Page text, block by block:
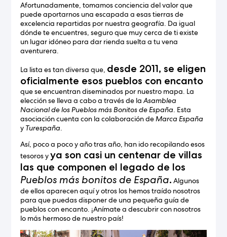
Afortunadamente, tomamos conciencia del valor que
puede aportarnos una escapada a esas tierras de
excelencia repartidas por nuestra geografía. Da igual
dónde te encuentres, seguro que muy cerca de ti existe
un lugar idóneo para dar rienda suelta a tu vena
aventurera.
La lista es tan diversa que, desde 2011, se eligen
oficialmente esos pueblos con encanto
que se encuentran diseminados por nuestro mapa. La
elección se lleva a cabo a través de laAsamblea
Nacional de los Pueblos más Bonitos de España. Esta
asociación cuenta con la colaboración deMarca España
y Turespaña.
Así, poco a poco y año tras año, han ido recopilando esos
tesoros yya son casi un centenar de villas
las que componen el legado de los
Pueblos más bonitos de España. Algunos
de ellos aparecen aquí y otros los hemos traído nosotros
para que puedas disponer de una pequeña guía de
pueblos con encanto. ¡Anímate a descubrir con nosotros
lo más hermoso de nuestro país!